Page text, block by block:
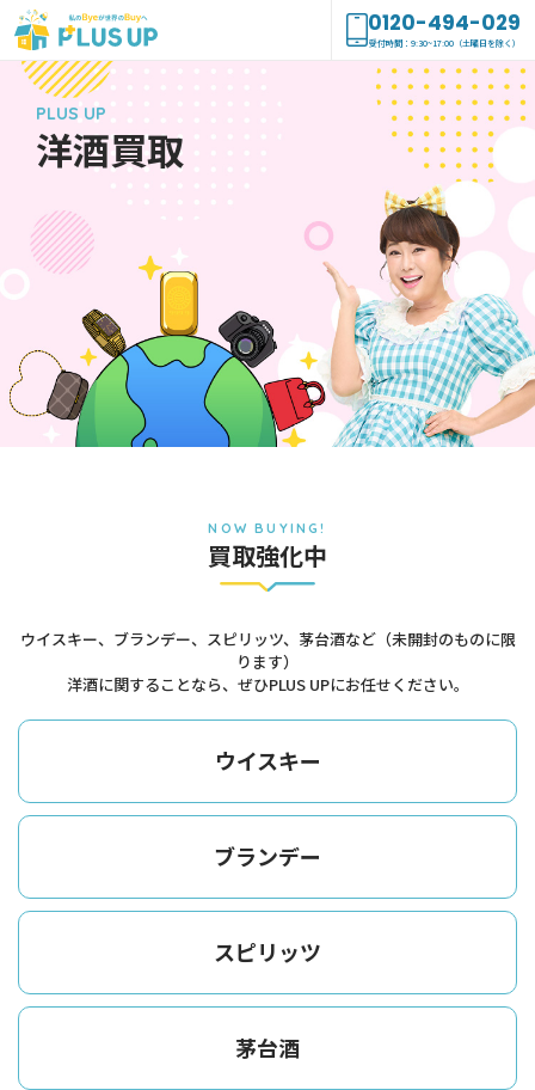
0120-494-029
受付時間：9:30~17:00（土曜日を除く）
PLUS UP
洋酒買取
NOW BUYING!
買取強化中
ウイスキー、ブランデー、スピリッツ、茅台酒など（未開封のものに限
ります）
洋酒に関することなら、ぜひPLUS UPにお任せください。
ウイスキー
ブランデー
スピリッツ
茅台酒